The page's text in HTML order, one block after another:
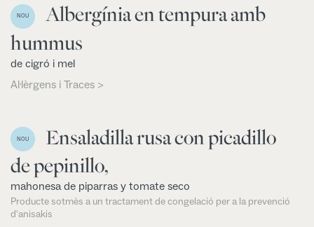
NOU
Albergínia en tempura amb
hummus
de cigró i mel
Al·lèrgens i Traces >
NOU
Ensaladilla rusa con picadillo
de pepinillo,
mahonesa de piparras y tomate seco
Producte sotmès a un tractament de congelació per a la prevenció
d'anisakis